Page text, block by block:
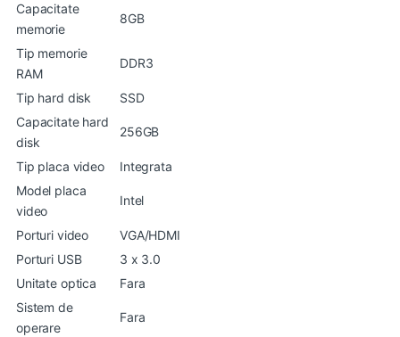
Capacitate
memorie
8GB
Tip memorie
RAM
DDR3
Tip hard disk
SSD
Capacitate hard
disk
256GB
Tip placa video
Integrata
Model placa
video
Intel
Porturi video
VGA/HDMI
Porturi USB
3 x 3.0
Unitate optica
Fara
Sistem de
operare
Fara